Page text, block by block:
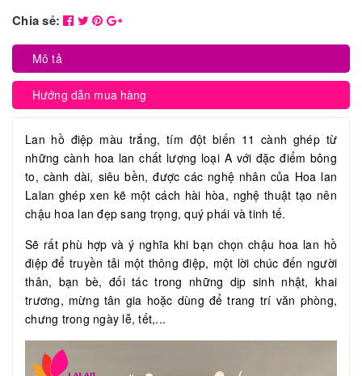
Chia sẻ:
Mô tả
Hướng dẫn mua hàng
Lan hồ điệp màu trắng, tím đột biến 11 cành ghép từ
những cành hoa lan chất lượng loại A với đặc điểm bông
to, cành dài, siêu bền, được các nghệ nhân của Hoa lan
Lalan ghép xen kẽ một cách hài hòa, nghệ thuật tạo nên
chậu hoa lan đẹp sang trọng, quý phái và tinh tế.
Sẽ rất phù hợp và ý nghĩa khi bạn chọn chậu hoa lan hồ
điệp để truyền tải một thông điệp, một lời chúc đến người
thân, bạn bè, đối tác trong những dịp sinh nhật, khai
trương, mừng tân gia hoặc dùng để trang trí văn phòng,
chưng trong ngày lễ, tết,...